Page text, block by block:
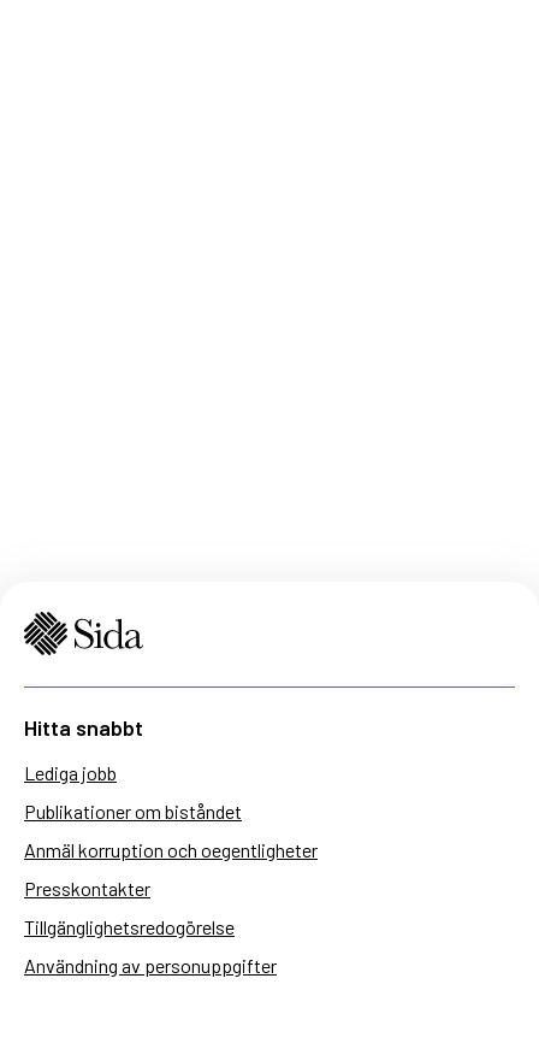
Hitta snabbt
Lediga jobb
Publikationer om biståndet
Anmäl korruption och oegentligheter
Presskontakter
Tillgänglighetsredogörelse
Användning av personuppgifter